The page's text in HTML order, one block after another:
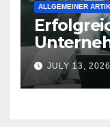
ALLGEMEINER
JULY 13, 2026